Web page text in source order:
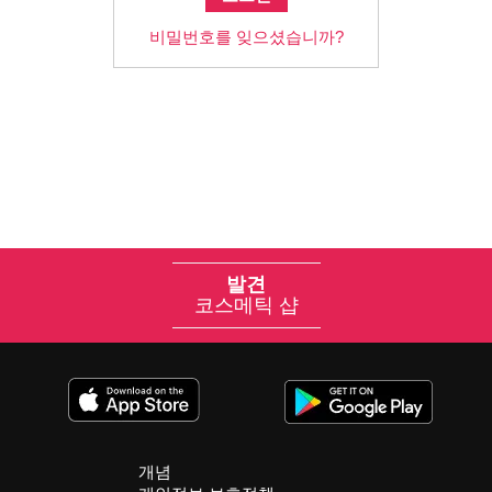
비밀번호를 잊으셨습니까?
발견
코스메틱 샵
개념